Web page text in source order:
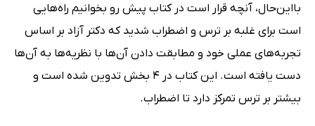
بااین‌حال، آنچه قرار است در کتاب پیش رو بخوانیم راه‌هایی
است برای غلبه بر ترس و اضطراب شدید که دکتر آزاد بر اساس
تجربه‌های عملی خود و مطابقت دادن آن‌ها با نظریه‌ها به آن‌ها
دست یافته است. این کتاب در 4 بخش تدوین شده است و
بیشتر بر ترس تمرکز دارد تا اضطراب.